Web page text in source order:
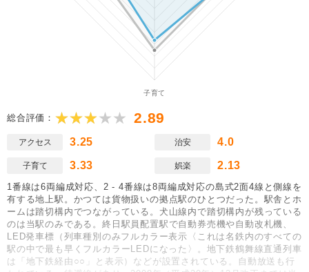
総合評価： 2.89
アクセス 3.25 治安 4.0
子育て 3.33 娯楽 2.13
1番線は6両編成対応、2 - 4番線は8両編成対応の島式2面4線と側線を
有する地上駅。かつては貨物扱いの拠点駅のひとつだった。駅舎とホ
ームは踏切構内でつながっている。犬山線内で踏切構内が残っている
のは当駅のみである。終日駅員配置駅で自動券売機や自動改札機、
LED発車標（列車種別のみフルカラー表示〈これは名鉄内のすべての
駅の中で最も早くフルカラーLEDになった〉。地下鉄鶴舞線直通列車
は「地下鉄経由○○」と表示）などが設置されている。自動放送も行